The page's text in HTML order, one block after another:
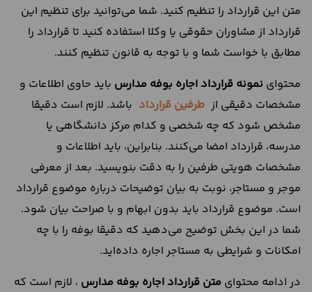
متن این قرارداد را تنظیم کنید. شما می‌توانید برای تنظیم این
قرارداد از مشاوران حقوقی یا وکلا استفاده کنید تا قرارداد را
مطابق با خواست شما و با توجه به قانون تنظیم کنند.
محتوای نمونه قرارداد اجاره بوفه مدارس باید حاوی اطلاعات و
مشخصات دقیقی از طرفین قرارداد باشد. لازم است دقیقا
مشخص شود که چه شخصی و کدام مرکز دانشگاهی یا
مدرسه، قرارداد امضا می‌کنند. بنابراین، باید اطلاعات و
مشخصات هویتی طرفین را به دقت بنویسید. بعد از معرفی
موجر و مستاجر، نوبت به بیان توضیحات درباره موضوع قرارداد
است. موضوع قرارداد باید بدون ابهام و با صراحت بیان شود.
شما در این بخش توضیح می‌دهید که دقیقا بوفه را با چه
امکانات و شرایطی به مستاجر اجاره داده‌اید.
در ادامه محتوای متن قرارداد اجاره بوفه مدارس ، لازم است که